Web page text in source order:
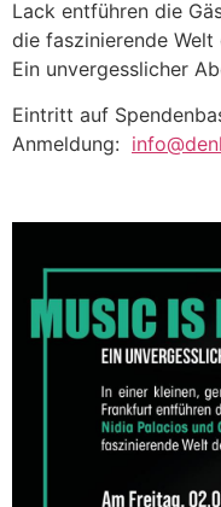
Lack entführen die
die faszinierende
Ein unvergesslicher
Eintritt auf
Anmeldung: